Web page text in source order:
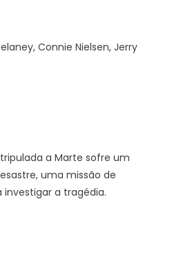
Connie Nielsen, Jerry
a Marte sofre um
uma missão de
a tragédia.